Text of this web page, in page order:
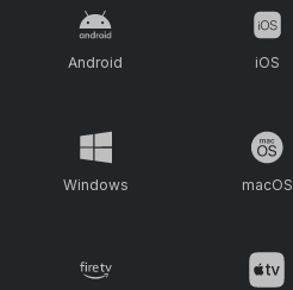
Android iOS
Windows macOS